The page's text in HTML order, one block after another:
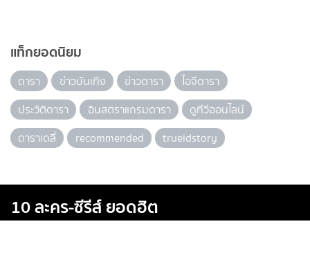
แท็กยอดนิยม
ดารา ข่าวบันเทิง ข่าวดารา
ไอจีดารา
ประวัติดารา
อินสตราแกรมดารา
ดูทีวีออนไลน์
ดาราเดลี่
recommended trueidstory
10 ละคร-ซีรีส์ ยอดฮิต